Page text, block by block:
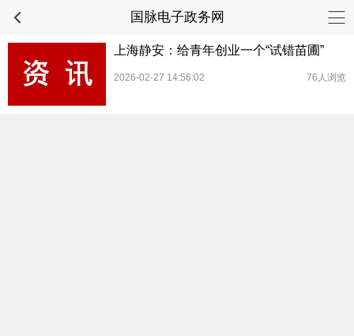
国脉电子政务网
上海静安：给青年创业一个“试错苗圃”
2026-02-27 14:56:02 76人浏览